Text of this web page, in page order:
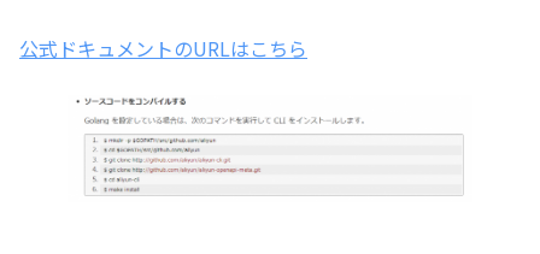
公式ドキュメントのURLはこちら